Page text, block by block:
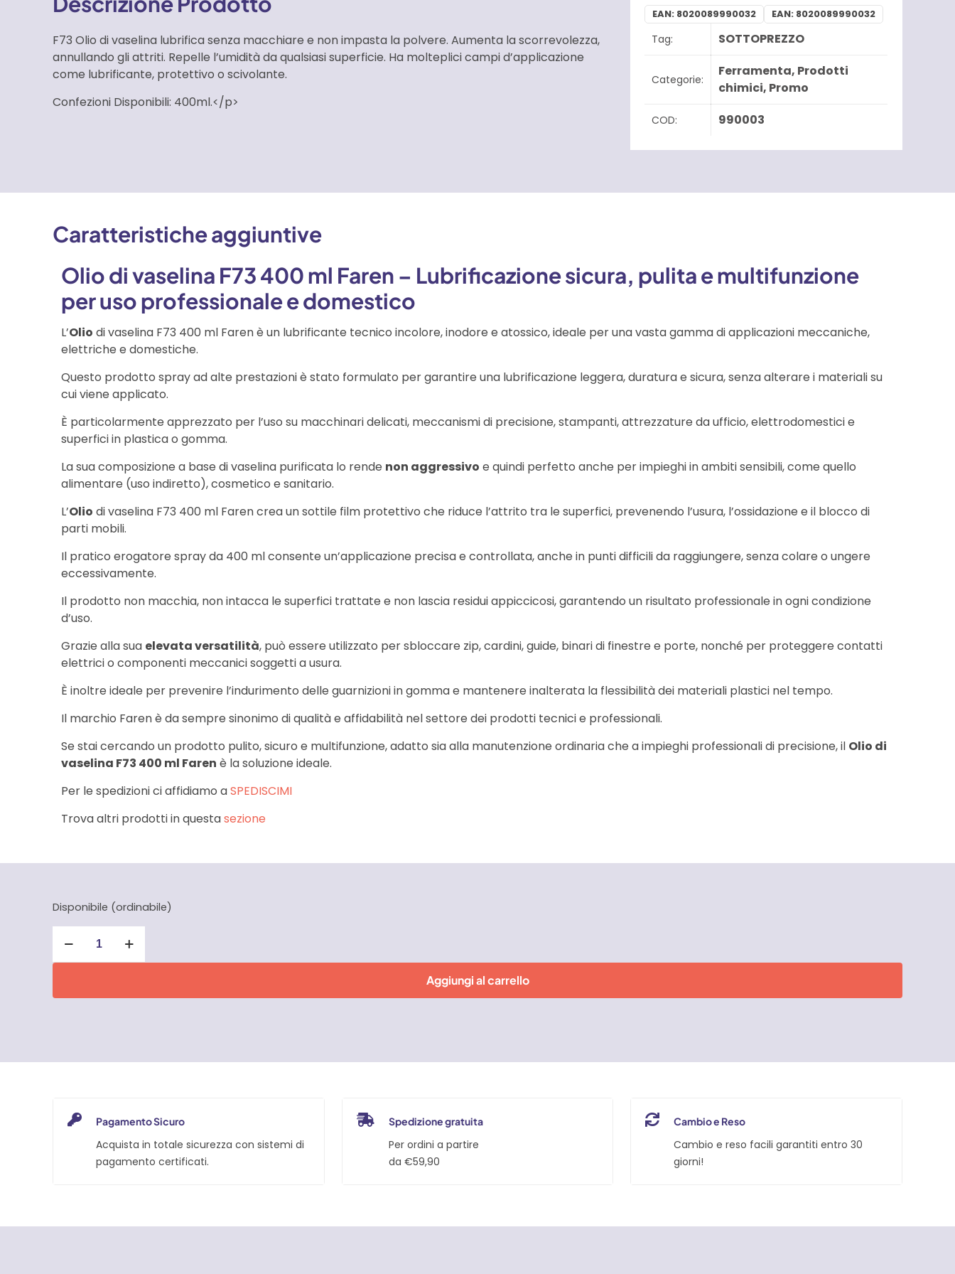
F73 Olio di vaselina lubrifica senza macchiare e non impasta la polvere. Aumenta la scorrevolezza,
annullando gli attriti. Repelle l’umidità da qualsiasi superficie. Ha molteplici campi d’applicazione
come lubrificante, protettivo o scivolante.
Confezioni Disponibili: 400ml.</p>
EAN: 8020089990032 EAN: 8020089990032
Tag: SOTTOPREZZO
Categorie:
Ferramenta, Prodotti
chimici, Promo
COD: 990003
Caratteristiche aggiuntive
Olio di vaselina F73 400 ml Faren – Lubrificazione sicura, pulita e multifunzione
per uso professionale e domestico
L’Olio di vaselina F73 400 ml Faren è un lubrificante tecnico incolore, inodore e atossico, ideale per una vasta gamma di applicazioni meccaniche,
elettriche e domestiche.
Questo prodotto spray ad alte prestazioni è stato formulato per garantire una lubrificazione leggera, duratura e sicura, senza alterare i materiali su
cui viene applicato.
È particolarmente apprezzato per l’uso su macchinari delicati, meccanismi di precisione, stampanti, attrezzature da ufficio, elettrodomestici e
superfici in plastica o gomma.
La sua composizione a base di vaselina purificata lo rende non aggressivo e quindi perfetto anche per impieghi in ambiti sensibili, come quello
alimentare (uso indiretto), cosmetico e sanitario.
L’Olio di vaselina F73 400 ml Faren crea un sottile film protettivo che riduce l’attrito tra le superfici, prevenendo l’usura, l’ossidazione e il blocco di
parti mobili.
Il pratico erogatore spray da 400 ml consente un’applicazione precisa e controllata, anche in punti difficili da raggiungere, senza colare o ungere
eccessivamente.
Il prodotto non macchia, non intacca le superfici trattate e non lascia residui appiccicosi, garantendo un risultato professionale in ogni condizione
d’uso.
Grazie alla sua elevata versatilità, può essere utilizzato per sbloccare zip, cardini, guide, binari di finestre e porte, nonché per proteggere contatti
elettrici o componenti meccanici soggetti a usura.
È inoltre ideale per prevenire l’indurimento delle guarnizioni in gomma e mantenere inalterata la flessibilità dei materiali plastici nel tempo.
Il marchio Faren è da sempre sinonimo di qualità e affidabilità nel settore dei prodotti tecnici e professionali.
Se stai cercando un prodotto pulito, sicuro e multifunzione, adatto sia alla manutenzione ordinaria che a impieghi professionali di precisione, il Olio di
vaselina F73 400 ml Faren è la soluzione ideale.
Per le spedizioni ci affidiamo aSPEDISCIMI
Trova altri prodotti in questasezione
Disponibile (ordinabile)
vaselina
400
Aggiungi al carrello
Pagamento Sicuro
Acquista in totale sicurezza con sistemi di
pagamento certificati.
Spedizione gratuita
Per ordini a partire
da €59,90
Cambio e Reso
Cambio e reso facili garantiti entro 30
giorni!